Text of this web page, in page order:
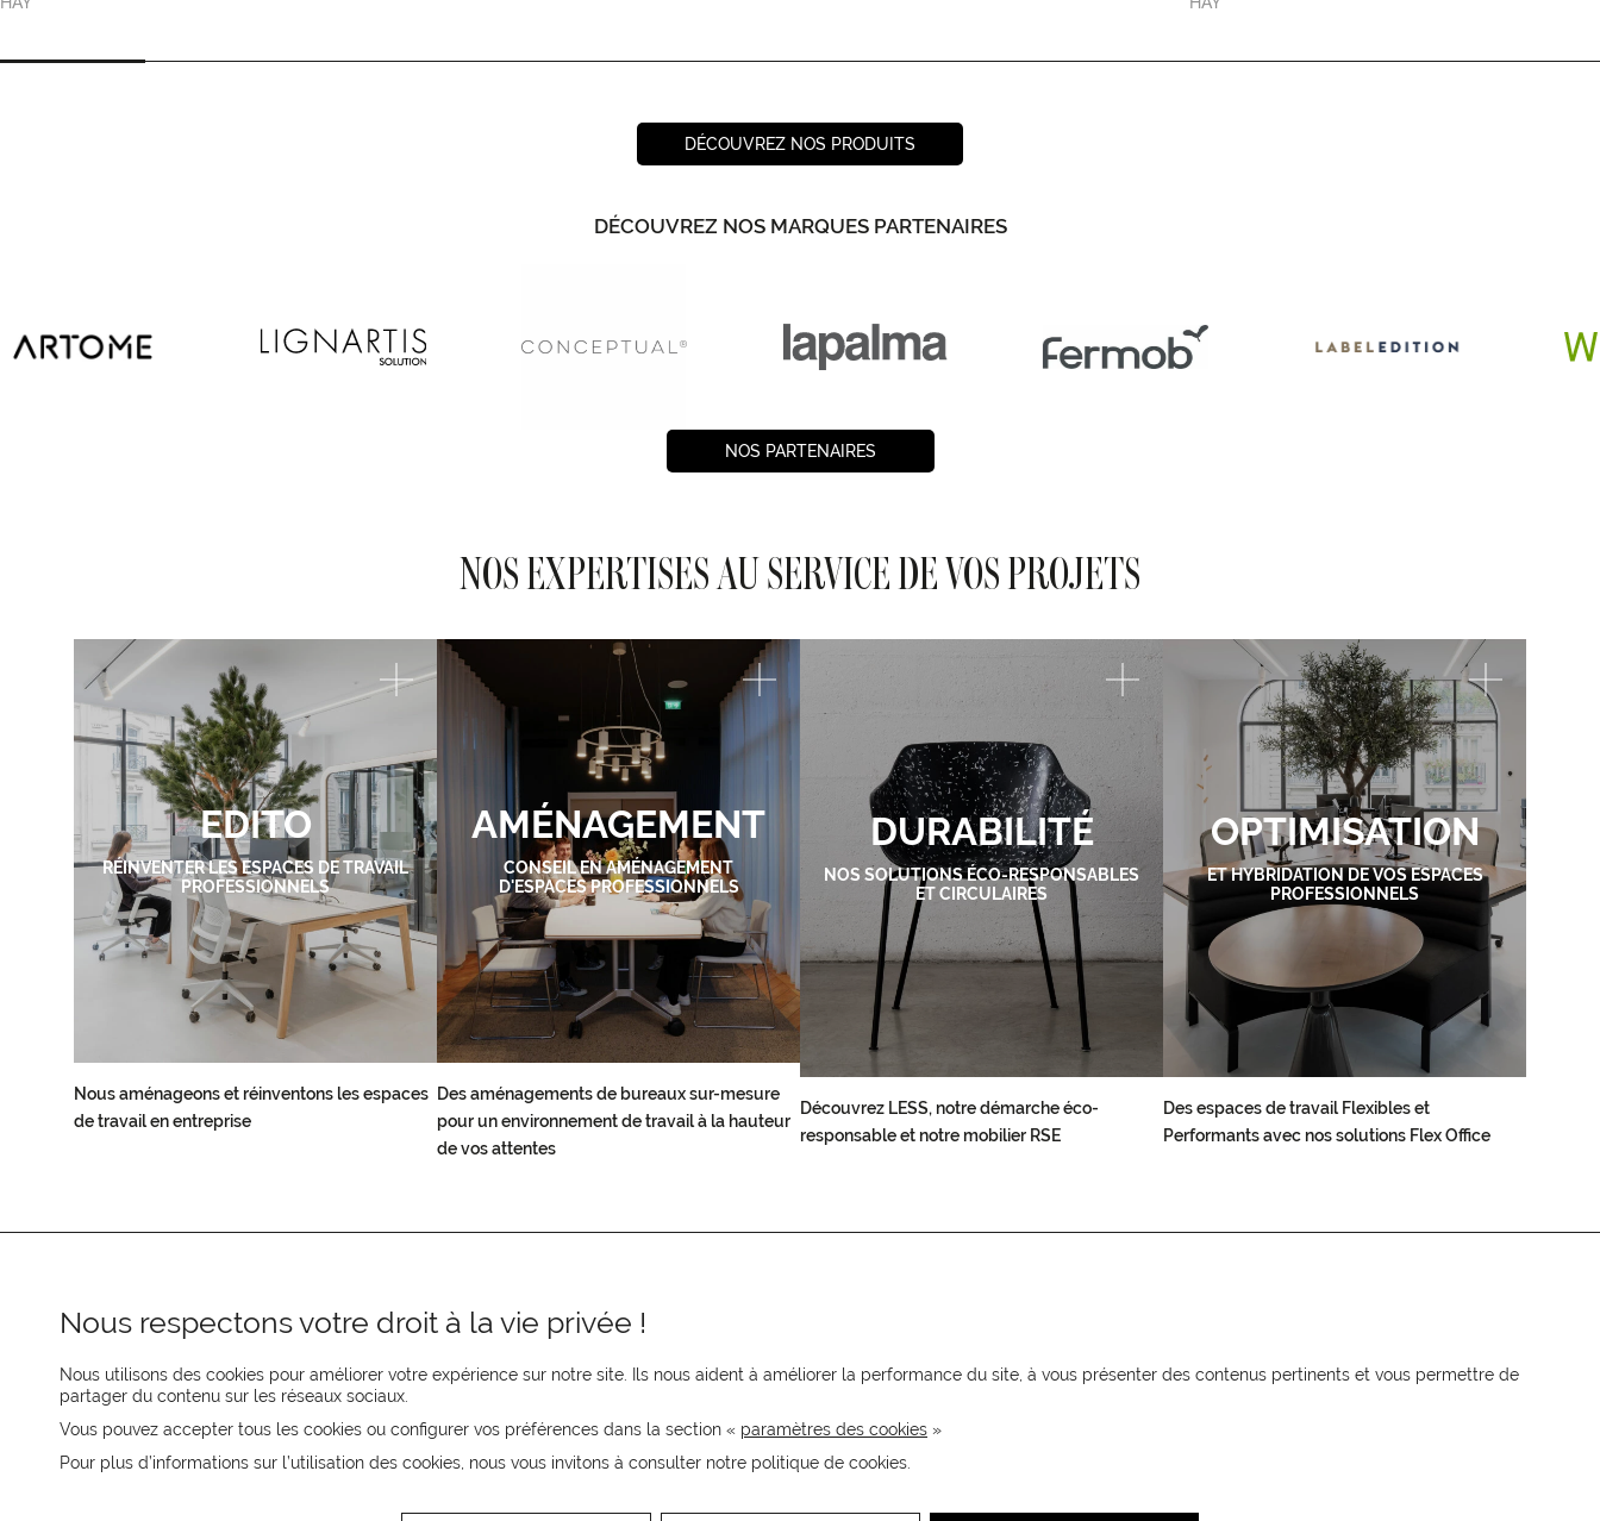
DÉCOUVREZ NOS PRODUITS
DÉCOUVREZ NOS MARQUES PARTENAIRES
NOS PARTENAIRES
NOS EXPERTISES AU SERVICE DE VOS PROJETS
EDITO
RÉINVENTER LES ESPACES DE TRAVAIL
PROFESSIONNELS
Nous aménageons et réinventons les espaces
de travail en entreprise
AMÉNAGEMENT
CONSEIL EN AMÉNAGEMENT
D'ESPACES PROFESSIONNELS
Des aménagements de bureaux sur-mesure
pour un environnement de travail à la hauteur
de vos attentes
DURABILITÉ
NOS SOLUTIONS ÉCO-RESPONSABLES
ET CIRCULAIRES
Découvrez LESS, notre démarche éco-
responsable et notre mobilier RSE
OPTIMISATION
ET HYBRIDATION DE VOS ESPACES
PROFESSIONNELS
Des espaces de travail Flexibles et
Performants avec nos solutions Flex Office
REJOIGNEZ-NOUS
CONTACTEZ-NOUS
Recevez les actualités MOORE en
Nous respectons votre droit à la vie privée !
Nous utilisons des cookies pour améliorer votre expérience sur notre site. Ils nous aident à améliorer la performance du site, à vous présenter des contenus pertinents et vous permettre de
partager du contenu sur les réseaux sociaux.
Vous pouvez accepter tous les cookies ou configurer vos préférences dans la section « paramètres des cookies »
Pour plus d’informations sur l’utilisation des cookies, nous vous invitons à consulter notre politique de cookies.